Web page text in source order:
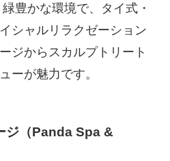
緑豊かな環境で、タイ式・
シャルリラクゼーション
ジからスカルプトリート
ーが魅力です。
ジ（Panda Spa &